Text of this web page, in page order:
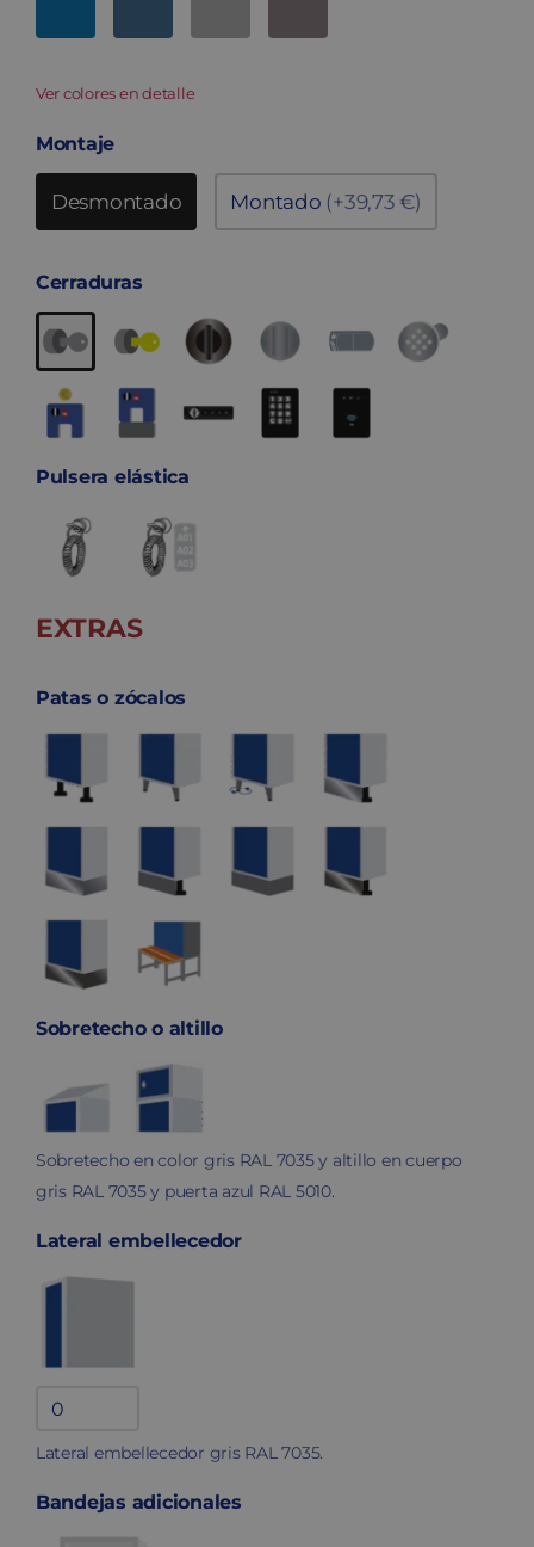
Ver colores en detalle
Montaje
Desmontado Montado (+39,73 €)
Cerraduras
Pulsera elástica
EXTRAS
Patas o zócalos
Sobretecho o altillo
Sobretecho en color gris RAL 7035 y altillo en cuerpo
gris RAL 7035 y puerta azul RAL 5010.
Lateral embellecedor
Lateral
embellecedor
Lateral embellecedor gris RAL 7035.
Bandejas adicionales